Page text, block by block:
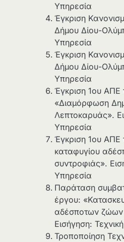
Υπηρεσία
Έγκριση
Δήμου Δίου-
Υπηρεσία
Έγκριση
Δήμου Δίου-
Υπηρεσία
Έγκριση 1ου ΑΠΕ
«Διαμόρφωση
Λεπτοκαρυάς».
Υπηρεσία
Έγκριση 1ου ΑΠΕ
καταφυγίου
συντροφιάς».
Υπηρεσία
Παράταση
έργου:
αδέσποτων ζώων
Εισήγηση:
Τροποποίηση